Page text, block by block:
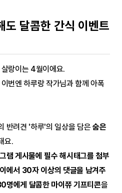
도 달콤한 간식 이벤트
랑이는 4월이에요.
번엔 하루랑 작가님과 함께 아폭
반려견 '하루'의 일상을 담은 숨은
요.
램 게시물에 필수 해시태그를 첨부
에서 30자 이상의 댓글을 남겨주
명에게 달콤한 마이쮸 기프티콘을